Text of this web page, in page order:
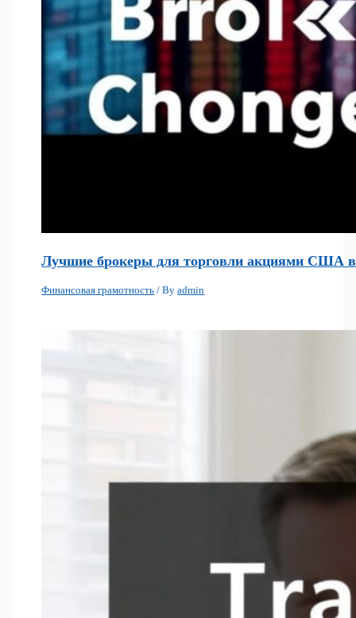
Лучшие брокеры для торговли акциями США
Финансовая грамотность / Byadmin